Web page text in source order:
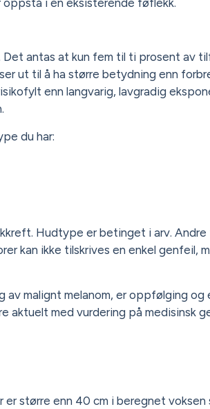
antas at kun fem til ti prosent av
ut til å ha større betydning enn
enn langvarig, lavgradig
du har:
Hudtype er betinget i arv.
kan ikke tilskrives en enkel genfeil,
malignt melanom, er oppfølging og
aktuelt med vurdering på medisinsk
større enn 40 cm i beregnet voksen